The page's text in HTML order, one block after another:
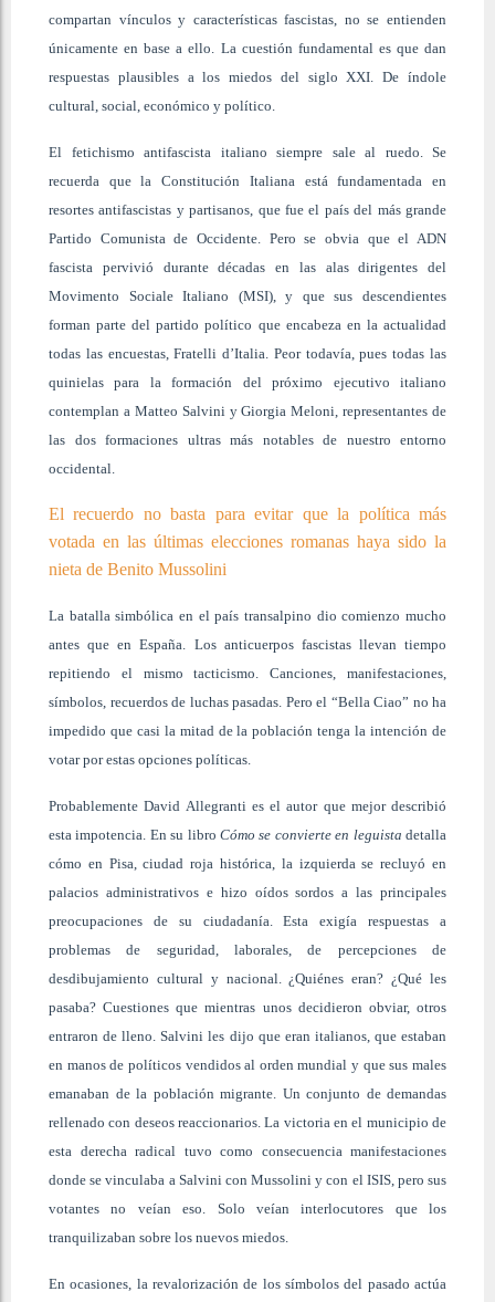
compartan vínculos y características fascistas, no se entienden
únicamente en base a ello. La cuestión fundamental es que dan
respuestas plausibles a los miedos del siglo XXI. De índole
cultural, social, económico y político.
El fetichismo antifascista italiano siempre sale al ruedo. Se
recuerda que la Constitución Italiana está fundamentada en
resortes antifascistas y partisanos, que fue el país del más grande
Partido Comunista de Occidente. Pero se obvia que el ADN
fascista pervivió durante décadas en las alas dirigentes del
Movimento Sociale Italiano (MSI), y que sus descendientes
forman parte del partido político que encabeza en la actualidad
todas las encuestas, Fratelli d’Italia. Peor todavía, pues todas las
quinielas para la formación del próximo ejecutivo italiano
contemplan a Matteo Salvini y Giorgia Meloni, representantes de
las dos formaciones ultras más notables de nuestro entorno
occidental.
El recuerdo no basta para evitar que la política más
votada en las últimas elecciones romanas haya sido la
nieta de Benito Mussolini
La batalla simbólica en el país transalpino dio comienzo mucho
antes que en España. Los anticuerpos fascistas llevan tiempo
repitiendo el mismo tacticismo. Canciones, manifestaciones,
símbolos, recuerdos de luchas pasadas. Pero el “Bella Ciao” no ha
impedido que casi la mitad de la población tenga la intención de
votar por estas opciones políticas.
Probablemente David Allegranti es el autor que mejor describió
esta impotencia. En su libro Cómo se convierte en leguista detalla
cómo en Pisa, ciudad roja histórica, la izquierda se recluyó en
palacios administrativos e hizo oídos sordos a las principales
preocupaciones de su ciudadanía. Esta exigía respuestas a
problemas de seguridad, laborales, de percepciones de
desdibujamiento cultural y nacional. ¿Quiénes eran? ¿Qué les
pasaba? Cuestiones que mientras unos decidieron obviar, otros
entraron de lleno. Salvini les dijo que eran italianos, que estaban
en manos de políticos vendidos al orden mundial y que sus males
emanaban de la población migrante. Un conjunto de demandas
rellenado con deseos reaccionarios. La victoria en el municipio de
esta derecha radical tuvo como consecuencia manifestaciones
donde se vinculaba a Salvini con Mussolini y con el ISIS, pero sus
votantes no veían eso. Solo veían interlocutores que los
tranquilizaban sobre los nuevos miedos.
En ocasiones, la revalorización de los símbolos del pasado actúa